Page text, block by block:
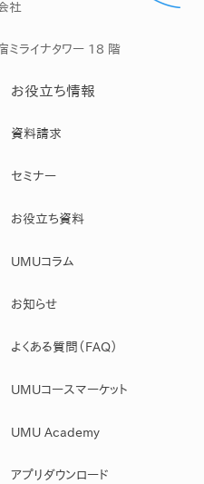
社
ライナタワー 18 階
お役立ち情報
資料請求
セミナー
お役立ち資料
UMUコラム
お知らせ
よくある質問（FAQ）
UMUコースマーケット
UMU Academy
アプリダウンロード